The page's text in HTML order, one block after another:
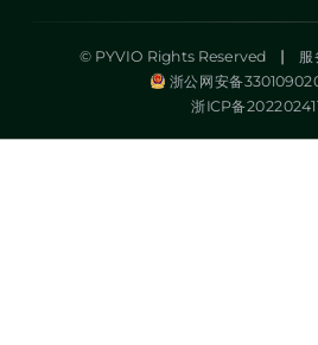
© PYVIO Rights Reserved | 服
浙公网安备
浙ICP备